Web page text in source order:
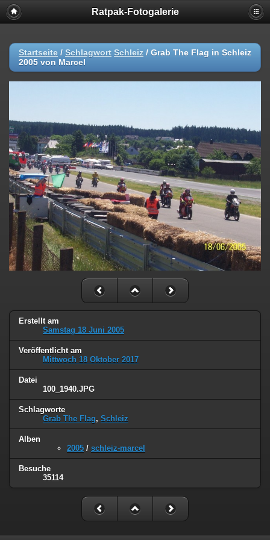
Ratpak-Fotogalerie
Startseite / Schlagwort Schleiz / Grab The Flag in Schleiz
2005 von Marcel
Erstellt am
Samstag 18 Juni 2005
Veröffentlicht am
Mittwoch 18 Oktober 2017
Datei
100_1940.JPG
Schlagworte
Grab The Flag, Schleiz
Alben
2005 / schleiz-marcel
Besuche
35114